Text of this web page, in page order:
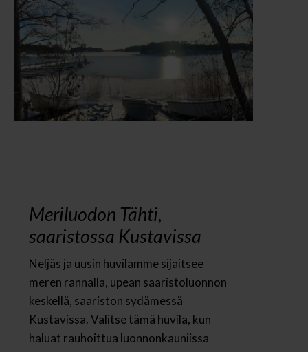
Meriluodon Tähti,
saaristossa Kustavissa
Neljäs ja uusin huvilamme sijaitsee
meren rannalla, upean saaristoluonnon
keskellä, saariston sydämessä
Kustavissa. Valitse tämä huvila, kun
haluat rauhoittua luonnonkauniissa